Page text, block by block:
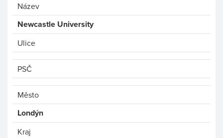
Název
Newcastle University
Ulice
PSČ
Město
Londýn
Kraj